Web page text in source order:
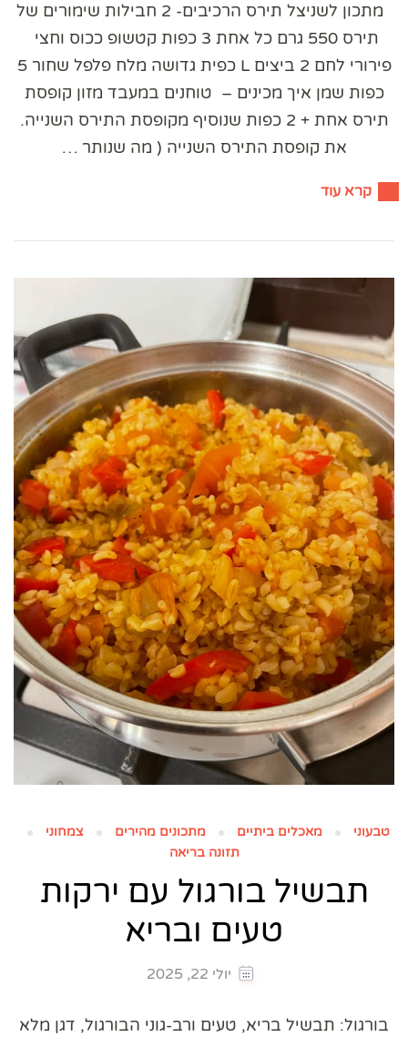
מתכון לשניצל תירס הרכיבים- 2 חבילות שימורים של
תירס 550 גרם כל אחת 3 כפות קטשופ ככוס וחצי
פירורי לחם 2 ביצים L כפית גדושה מלח פלפל שחור 5
כפות שמן איך מכינים – טוחנים במעבד מזון קופסת
תירס אחת + 2 כפות שנוסיף מקופסת התירס השנייה.
את קופסת התירס השנייה ( מה שנותר …
קרא עוד
טבעוני מאכלים ביתיים מתכונים מהירים
צמחוני
תזונה בריאה
תבשיל בורגול עם ירקות
טעים ובריא
יולי 22, 2025
בורגול: תבשיל בריא, טעים ורב-גוני הבורגול, דגן מלא